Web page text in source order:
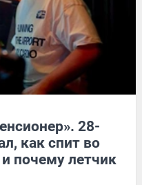
28-
как спит во
почему летчик